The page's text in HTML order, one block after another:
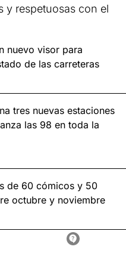
y respetuosas con el
nuevo visor para
de las carreteras
tres nuevas estaciones
las 98 en toda la
de 60 cómicos y 50
octubre y noviembre